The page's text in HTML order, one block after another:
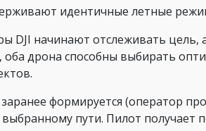
идентичные летные
DJI начинают отслеживать цель,
оба дрона способны выбирать
формируется (оператор
пути. Пилот получает